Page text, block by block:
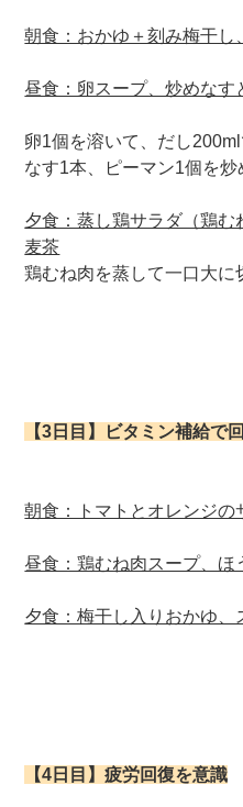
朝食：おかゆ＋刻み梅干し
昼食：卵スープ、炒めなす
卵1個を溶いて、だし200ml
なす1本、ピーマン1個を炒
夕食：蒸し鶏サラダ（鶏む
麦茶
鶏むね肉を蒸して一口大に
【3日目】ビタミン補給で
朝食：トマトとオレンジの
昼食：鶏むね肉スープ、ほ
夕食：梅干し入りおかゆ、
【4日目】疲労回復を意識